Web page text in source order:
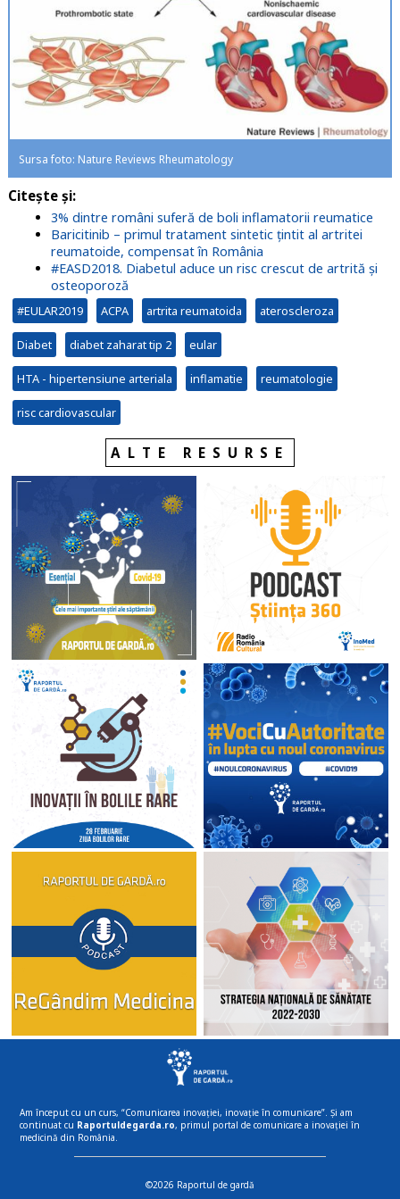
Sursa foto: Nature Reviews Rheumatology
Citește și:
3% dintre români suferă de boli inflamatorii reumatice
Baricitinib – primul tratament sintetic țintit al artritei
reumatoide, compensat în România
#EASD2018. Diabetul aduce un risc crescut de artrită și
osteoporoză
#EULAR2019 ACPA artrita reumatoida ateroscleroza
Diabet diabet zaharat tip 2 eular
HTA - hipertensiune arteriala inflamatie reumatologie
risc cardiovascular
ALTE RESURSE
Am început cu un curs, “Comunicarea inovației, inovație în comunicare”. Și am
continuat cu Raportuldegarda.ro, primul portal de comunicare a inovației în
medicină din România.
©2026 Raportul de gardă